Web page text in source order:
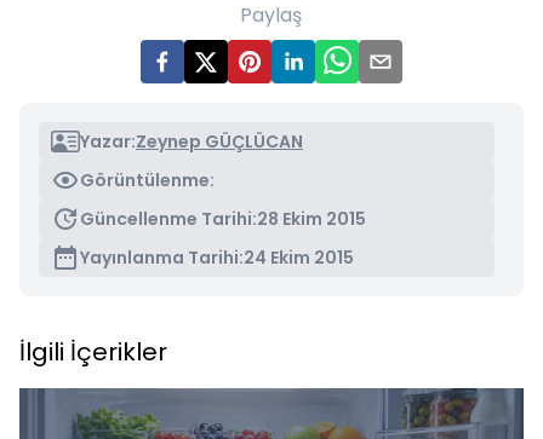
Paylaş
Yazar:Zeynep GÜÇLÜCAN
Görüntülenme:
Güncellenme Tarihi:28 Ekim 2015
Yayınlanma Tarihi:24 Ekim 2015
İlgili İçerikler